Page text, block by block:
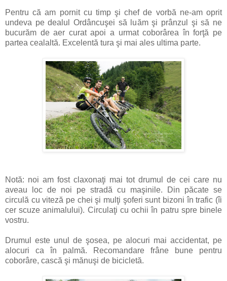
Pentru că am pornit cu timp şi chef de vorbă ne-am oprit
undeva pe dealul Ordâncuşei să luăm şi prânzul şi să ne
bucurăm de aer curat apoi a urmat coborârea în forţă pe
partea cealaltă. Excelentă tura şi mai ales ultima parte.
Notă: noi am fost claxonaţi mai tot drumul de cei care nu
aveau loc de noi pe stradă cu maşinile. Din păcate se
circulă cu viteză pe chei şi mulţi şoferi sunt bizoni în trafic (îi
cer scuze animalului). Circulaţi cu ochii în patru spre binele
vostru.
Drumul este unul de şosea, pe alocuri mai accidentat, pe
alocuri ca în palmă. Recomandare frâne bune pentru
coborâre, cască şi mănuşi de bicicletă.